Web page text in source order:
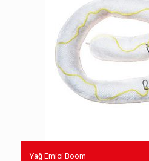
Yağ Emici Boom